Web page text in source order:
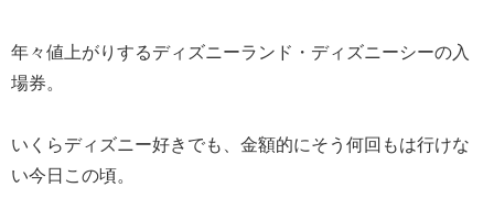
年々値上がりするディズニーランド・ディズニーシーの入
場券。
いくらディズニー好きでも、金額的にそう何回もは行けな
い今日この頃。